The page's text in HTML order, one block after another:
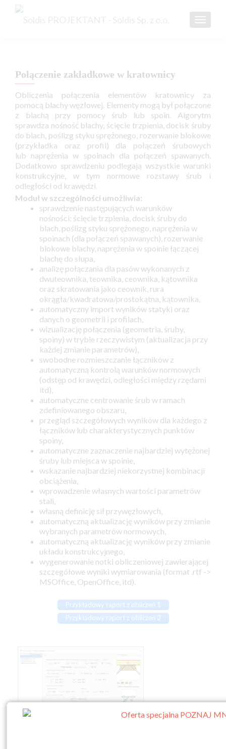
Połączenie zakładkowe w kratownicy
Obliczenia połączenia elementów kratownicy za
pomocą blachy węzłowej. Elementy mogą był połączone
z blachą przy pomocy śrub lub spoin. Algorytm
sprawdza nośność blachy, ścięcie trzpienia, docisk śruby
do blach, poślizg styku sprężonego, rozerwanie blokowe
(przykładka oraz profil) dla połączeń śrubowych
lub naprężenia w spoinach dla połączeń spawanych.
Dodatkowo sprawdzeniu podlegają wszystkie warunki
konstrukcyjne, w tym normowe rozstawy śrub i
odległości od krawędzi.
Moduł w szczególności umożliwia:
sprawdzenie następujących warunków
nośności: ścięcie trzpienia, docisk śruby do
blach, poślizg styku sprężonego, naprężenia w
spoinach (dla połączeń spawanych), rozerwanie
blokowe blachy, naprężenia w spoinie łączącej
blachę do słupa,
analizę połączania dla pasów wykonanych z
dwuteownika, teownika, ceownika, kątownika
oraz skratowania jako ceownik, rura
okrągła/kwadratowa/prostokątna, kątownika,
automatyczny import wyników statyki oraz
danych o geometrii i profilach,
wizualizację połączenia (geometria, śruby,
spoiny) w trybie rzeczywistym (aktualizacja przy
każdej zmianie parametrów),
swobodne rozmieszczanie łączników z
automatyczną kontrolą warunków normowych
(odstęp od krawędzi, odległości między rzędami
itd),
automatyczne centrowanie śrub w ramach
zdefiniowanego obszaru,
przegląd szczegółowych wyników dla każdego z
łączników lub charakterystycznych punktów
spoiny,
automatyczne zaznaczenie najbardziej wytężonej
śruby lub miejsca w spoinie,
wskazanie najbardziej niekorzystnej kombinacji
obciążenia,
wprowadzenie własnych wartości parametrów
stali,
własną definicję sił przywęzłowych,
automatyczną aktualizację wyników przy zmianie
wybranych parametrów normowych,
automatyczną aktualizację wyników przy zmianie
układu konstrukcyjnego,
wygenerowanie notki obliczeniowej zawierającej
szczegółowe wyniki wymiarowania (format .rtf ->
MSOffice, OpenOffice, itd).
Przykładowy raport z obliczeń 1
Przykładowy raport z obliczeń 2